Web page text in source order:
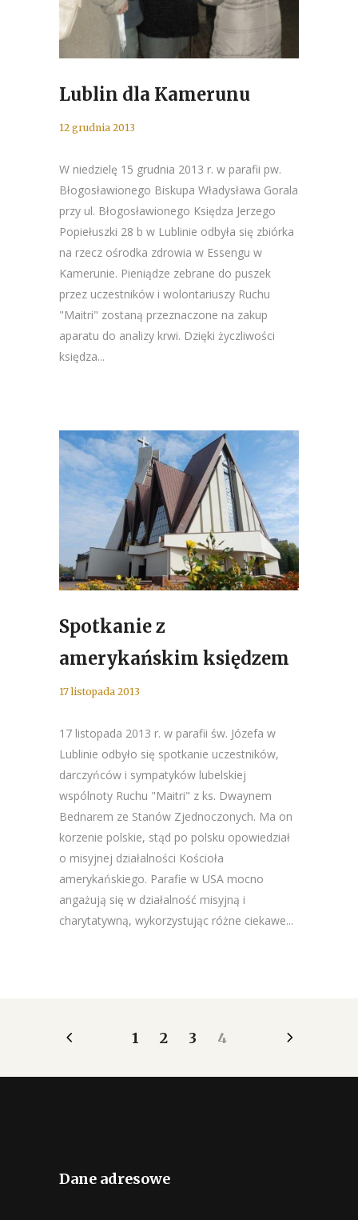
Lublin dla Kamerunu
12 grudnia 2013
W niedzielę 15 grudnia 2013 r. w parafii pw.
Błogosławionego Biskupa Władysława Gorala
przy ul. Błogosławionego Księdza Jerzego
Popiełuszki 28 b w Lublinie odbyła się zbiórka
na rzecz ośrodka zdrowia w Essengu w
Kamerunie. Pieniądze zebrane do puszek
przez uczestników i wolontariuszy Ruchu
"Maitri" zostaną przeznaczone na zakup
aparatu do analizy krwi. Dzięki życzliwości
księdza...
Spotkanie z
amerykańskim księdzem
17 listopada 2013
17 listopada 2013 r. w parafii św. Józefa w
Lublinie odbyło się spotkanie uczestników,
darczyńców i sympatyków lubelskiej
wspólnoty Ruchu "Maitri" z ks. Dwaynem
Bednarem ze Stanów Zjednoczonych. Ma on
korzenie polskie, stąd po polsku opowiedział
o misyjnej działalności Kościoła
amerykańskiego. Parafie w USA mocno
angażują się w działalność misyjną i
charytatywną, wykorzystując różne ciekawe...
1 2 3 4
Dane adresowe